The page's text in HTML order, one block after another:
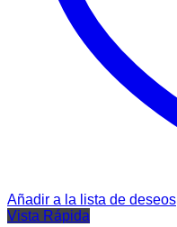
Añadir a la lista de deseos
Vista Rápida